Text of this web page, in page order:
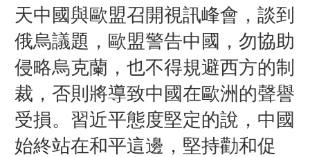
天中國與歐盟召開視訊峰會，談到
俄烏議題，歐盟警告中國，勿協助
侵略烏克蘭，也不得規避西方的制
裁，否則將導致中國在歐洲的聲譽
受損。習近平態度堅定的說，中國
始終站在和平這邊，堅持勸和促